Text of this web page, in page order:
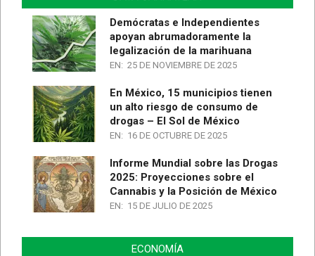
Demócratas e Independientes
apoyan abrumadoramente la
legalización de la marihuana
EN: 25 DE NOVIEMBRE DE 2025
En México, 15 municipios tienen
un alto riesgo de consumo de
drogas – El Sol de México
EN: 16 DE OCTUBRE DE 2025
Informe Mundial sobre las Drogas
2025: Proyecciones sobre el
Cannabis y la Posición de México
EN: 15 DE JULIO DE 2025
ECONOMÍA